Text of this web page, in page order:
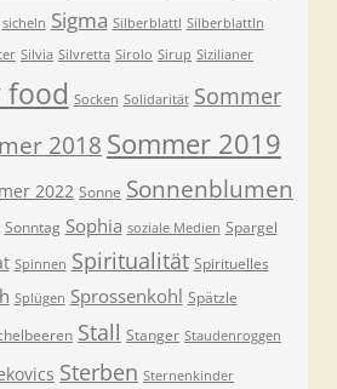
sicheln Sigma Silberblattl Silberblattln
Silvia Silvretta Sirolo Sirup Sizilianer
food Socken Solidarität Sommer
2018 Sommer 2019
2022 Sonne Sonnenblumen
Sonntag Sophia soziale Medien Spargel
Spinnen Spiritualität Spirituelles
Splügen Sprossenkohl Spätzle
Stall Stanger Staudenroggen
Sterben Sternenkinder